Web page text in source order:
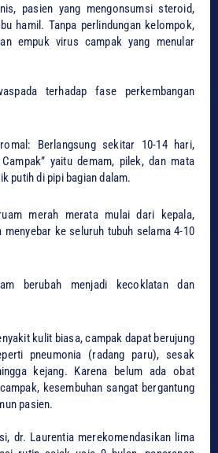
pasien yang mengonsumsi steroid,
hamil. Tanpa perlindungan kelompok,
empuk virus campak yang menular
terhadap fase perkembangan
Berlangsung sekitar 10-14 hari,
yaitu demam, pilek, dan mata
putih di pipi bagian dalam.
merah merata mulai dari kepala,
menyebar ke seluruh tubuh selama 4-10
berubah menjadi kecoklatan dan
kulit biasa, campak dapat berujung
pneumonia (radang paru), sesak
kejang. Karena belum ada obat
kesembuhan sangat bergantung
pasien.
dr. Laurentia merekomendasikan lima